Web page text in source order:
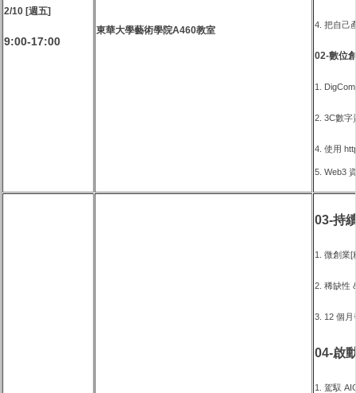
2/10 [週五]
9:00-17:00
東華大學藝術學院A460教室 4. 把自己
02-數位
1.
2. 3C數字
4. 使用
5. Web3
03-持
1. 微創業[
2. 稀缺性
3. 12 個
04-啟
1. 駕馭